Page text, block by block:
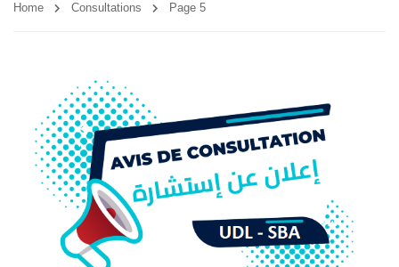
Home Consultations Page 5